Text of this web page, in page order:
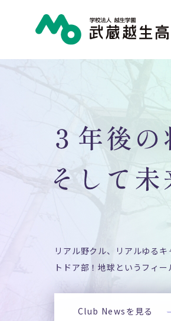
2024年末に、イングリッシ
した！生徒は非常に楽しそう
頑張っていました。
リアル野クル、リアルゆる
トドア部！地球というフィー
Club Newsを見る
吹奏楽部では、2026年3月
たしました！MO吹の魅力を
をチェック！
2024年末に、イングリッシ
した！生徒は非常に楽しそう
頑張っていました。
リアル野クル、リアルゆる
トドア部！地球というフィー
Club Newsを見る
吹奏楽部では、2026年3月
たしました！MO吹の魅力を
をチェック！
2024年末に、イングリッシ
した！生徒は非常に楽しそう
頑張っていました。
リアル野クル、リアルゆる
トドア部！地球というフィー
Club Newsを見る
吹奏楽部では、2026年3月
たしました！MO吹の魅力を
をチェック！